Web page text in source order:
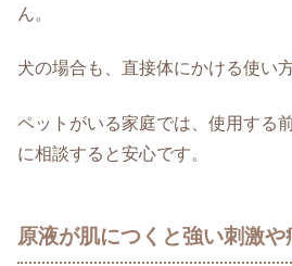
ん。
犬の場合も、直接体にかける使い
ペットがいる家庭では、使用する
に相談すると安心です。
原液が肌につくと強い刺激や